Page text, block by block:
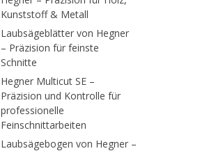
Kunststoff & Metall
Laubsägeblätter von Hegner
– Präzision für feinste
Schnitte
Hegner Multicut SE –
Präzision und Kontrolle für
professionelle
Feinschnittarbeiten
Laubsägebogen von Hegner –